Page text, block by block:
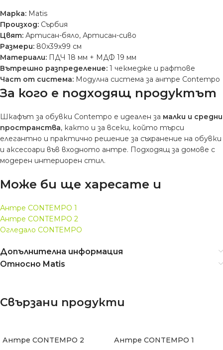
Марка: Matis
Произход: Сърбия
Цвят: Артисан-бяло, Артисан-сиво
Размери: 80х39х99 см
Материали: ПДЧ 18 мм + МДФ 19 мм
Вътрешно разпределение: 1 чекмедже и рафтове
Част от система: Модулна система за антре Contempo
За кого е подходящ продуктът
Шкафът за обувки Contempo е идеален за малки и средни
пространства, както и за всеки, който търси
елегантно и практично решение за съхранение на обувки
и аксесоари във входното антре. Подходящ за домове с
модерен интериорен стил.
Може би ще харесате и
Антре CONTEMPO 1
Антре CONTEMPO 2
Огледало CONTEMPО
Допълнителна информация
Относно Matis
Свързани продукти
Антре CONTEMPO 2 Антре CONTEMPO 1